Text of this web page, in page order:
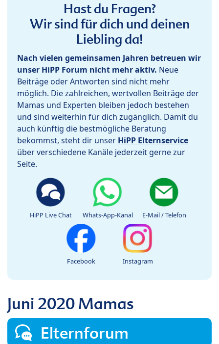
Hast du Fragen?
Wir sind für dich und deinen
Liebling da!
Nach vielen gemeinsamen Jahren betreuen wir
unser HiPP Forum nicht mehr aktiv. Neue
Beiträge oder Antworten sind nicht mehr
möglich. Die zahlreichen, wertvollen Beiträge der
Mamas und Experten bleiben jedoch bestehen
und sind weiterhin für dich zugänglich. Damit du
auch künftig die bestmögliche Beratung
bekommst, steht dir unser HiPP Elternservice
über verschiedene Kanäle jederzeit gerne zur
Seite.
HiPP Live Chat Whats-App-Kanal E-Mail / Telefon
Facebook Instagram
Juni 2020 Mamas
Elternforum